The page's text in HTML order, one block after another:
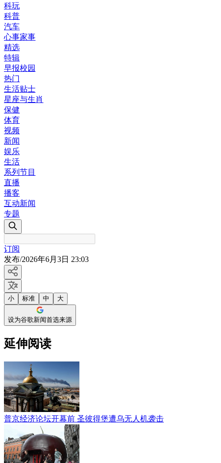
科玩
科普
汽车
心事家事
精选
特辑
早报校园
热门
生活贴士
星座与生肖
保健
体育
视频
新闻
娱乐
生活
系列节目
直播
播客
互动新闻
专题
订阅
发布/2026年6月3日 23:03
小 标准 中 大
设为谷歌新闻首选来源
延伸阅读
普京经济论坛开幕前 圣彼得堡遭乌无人机袭击